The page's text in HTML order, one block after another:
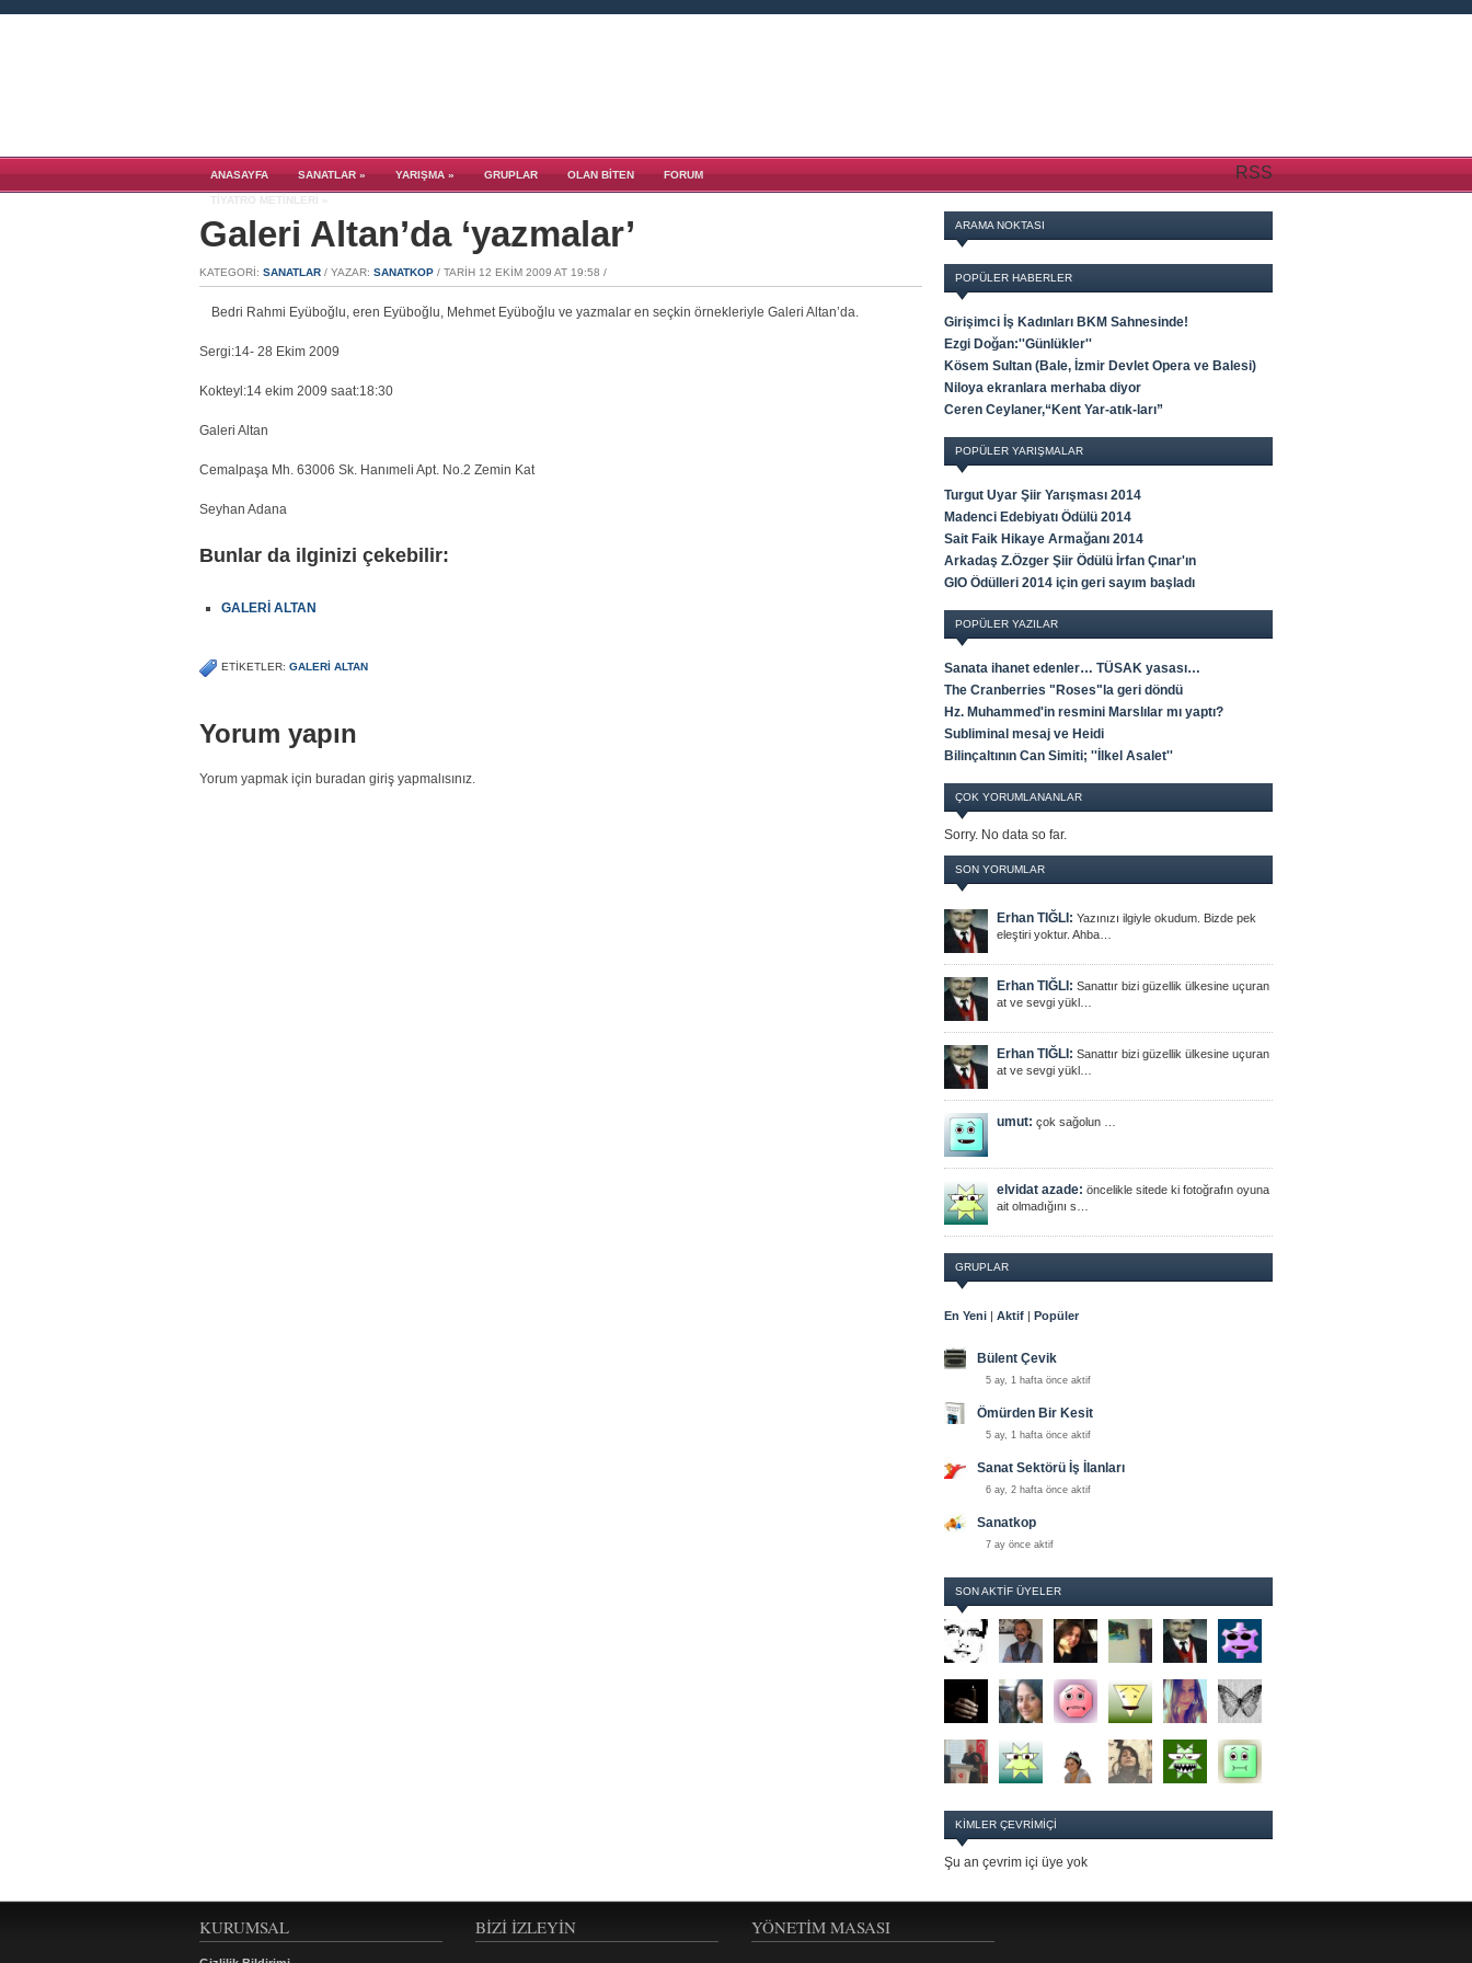
ANASAYFA SANATLAR» YARIŞMA» GRUPLAR OLAN BITEN FORUM
TIYATRO METINLERI »
RSS
Galeri Altan’da ‘yazmalar’
KATEGORI: SANATLAR / YAZAR: SANATKOP / TARIH 12 EKIM 2009 AT 19:58 /
Bedri Rahmi Eyüboğlu, eren Eyüboğlu, Mehmet Eyüboğlu ve yazmalar en seçkin örnekleriyle Galeri Altan’da.
Sergi:14- 28 Ekim 2009
Kokteyl:14 ekim 2009 saat:18:30
Galeri Altan
Cemalpaşa Mh. 63006 Sk. Hanımeli Apt. No.2 Zemin Kat
Seyhan Adana
Bunlar da ilginizi çekebilir:
GALERİ ALTAN
ETIKETLER: GALERI ALTAN
Yorum yapın
Yorum yapmak için buradan giriş yapmalısınız.
ARAMA NOKTASI
POPÜLER HABERLER
Girişimci İş Kadınları BKM Sahnesinde!
Ezgi Doğan:''Günlükler''
Kösem Sultan (Bale, İzmir Devlet Opera ve Balesi)
Niloya ekranlara merhaba diyor
Ceren Ceylaner,“Kent Yar-atık-ları”
POPÜLER YARIŞMALAR
Turgut Uyar Şiir Yarışması 2014
Madenci Edebiyatı Ödülü 2014
Sait Faik Hikaye Armağanı 2014
Arkadaş Z.Özger Şiir Ödülü İrfan Çınar'ın
GIO Ödülleri 2014 için geri sayım başladı
POPÜLER YAZILAR
Sanata ihanet edenler… TÜSAK yasası…
The Cranberries "Roses"la geri döndü
Hz. Muhammed'in resmini Marslılar mı yaptı?
Subliminal mesaj ve Heidi
Bilinçaltının Can Simiti; ''İlkel Asalet''
ÇOK YORUMLANANLAR
Sorry. No data so far.
SON YORUMLAR
Erhan TIĞLI: Yazınızı ilgiyle okudum. Bizde pek
eleştiri yoktur. Ahba…
Erhan TIĞLI: Sanattır bizi güzellik ülkesine uçuran
at ve sevgi yükl…
Erhan TIĞLI: Sanattır bizi güzellik ülkesine uçuran
at ve sevgi yükl…
umut: çok sağolun …
elvidat azade: öncelikle sitede ki fotoğrafın oyuna
ait olmadığını s…
GRUPLAR
En Yeni | Aktif | Popüler
Bülent Çevik
5 ay, 1 hafta önce aktif
Ömürden Bir Kesit
5 ay, 1 hafta önce aktif
Sanat Sektörü İş İlanları
6 ay, 2 hafta önce aktif
Sanatkop
7 ay önce aktif
SON AKTIF ÜYELER
KIMLER ÇEVRIMIÇI
Şu an çevrim içi üye yok
KURUMSAL BIZI İZLEYIN YÖNETIM MASASI